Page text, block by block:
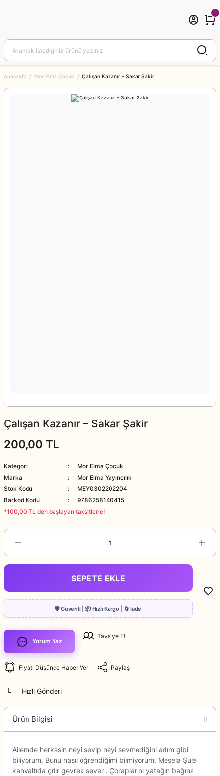
Anasayfa Mor Elma Çocuk Çalışan Kazanır – Sakar Şakir
Çalışan Kazanır – Sakar Şakir
200,00 TL
Kategori
Mor Elma Çocuk
Marka
Mor Elma Yayıncılık
Stok Kodu
MEY0302202204
Barkod Kodu
9786258140415
*100,00 TL den başlayan taksitlerle!
SEPETE EKLE
Yorum Yaz
Tavsiye Et
Fiyatı Düşünce Haber Ver Paylaş
Hızlı Gönderi
Ürün Bilgisi
Ailemde herkesin neyi sevip neyi sevmediğini adım gibi
biliyorum. Bunu nasıl öğrendiğimi bilmiyorum. Mesela Şule
kahvaltıda çıtır gevrek sever . Çoraplarını yatağın bağına